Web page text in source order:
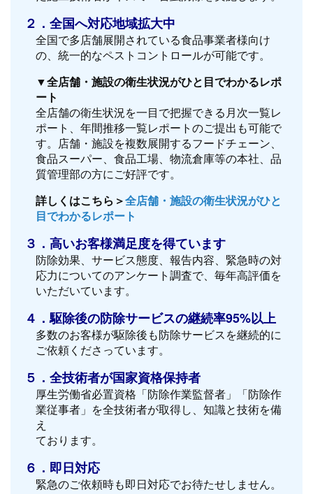
２．全国へ対応地域拡大中
全国で多店舗展開されている食品事業者様向け
の、統一的なペストコントロールが可能です。
▼全店舗・施設の衛生状況がひと目でわかるレポ
ート
全店舗の衛生状況を一目で把握できる月次一覧レ
ポート、年間推移一覧レポートのご提出も可能で
す。店舗・施設を複数展開するフードチェーン、
食品スーパー、食品工場、物流倉庫等の本社、品
質管理部の方にご好評です。
詳しくはこちら＞全店舗・施設の衛生状況がひと
目でわかるレポート
３．高いお客様満足度を得ています
防除効果、サービス態度、報告内容、緊急時の対
応力についてのアンケート調査で、毎年高評価を
いただいています。
４．駆除後の防除サービスの継続率95%以上
多数のお客様が駆除後も防除サービスを継続的に
ご依頼くださっています。
５．全技術者が国家資格保持者
厚生労働省必置資格「防除作業監督者」「防除作
業従事者」を全技術者が取得し、知識と技術を備
え
ております。
６．即日対応
緊急のご依頼時も即日対応でお待たせしません。